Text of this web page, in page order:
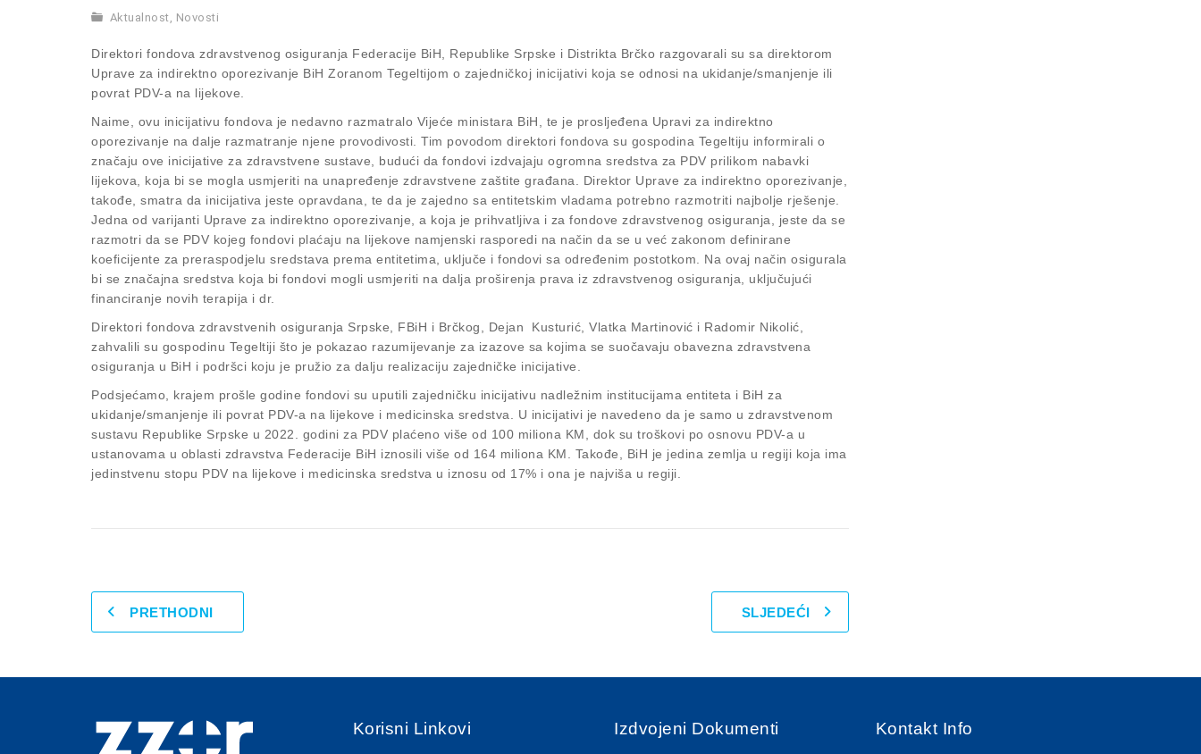
Aktualnost Novosti
Direktori fondova zdravstvenog osiguranja Federacije BiH, Republike Srpske i Distrikta Brčko razgovarali su sa direktorom
Uprave za indirektno oporezivanje BiH Zoranom Tegeltijom o zajedničkoj inicijativi koja se odnosi na ukidanje/smanjenje ili
povrat PDV-a na lijekove.
Naime, ovu inicijativu fondova je nedavno razmatralo Vijeće ministara BiH, te je prosljeđena Upravi za indirektno
oporezivanje na dalje razmatranje njene provodivosti. Tim povodom direktori fondova su gospodina Tegeltiju informirali o
značaju ove inicijative za zdravstvene sustave, budući da fondovi izdvajaju ogromna sredstva za PDV prilikom nabavki
lijekova, koja bi se mogla usmjeriti na unapređenje zdravstvene zaštite građana. Direktor Uprave za indirektno oporezivanje,
takođe, smatra da inicijativa jeste opravdana, te da je zajedno sa entitetskim vladama potrebno razmotriti najbolje rješenje.
Jedna od varijanti Uprave za indirektno oporezivanje, a koja je prihvatljiva i za fondove zdravstvenog osiguranja, jeste da se
razmotri da se PDV kojeg fondovi plaćaju na lijekove namjenski rasporedi na način da se u već zakonom definirane
koeficijente za preraspodjelu sredstava prema entitetima, uključe i fondovi sa određenim postotkom. Na ovaj način osigurala
bi se značajna sredstva koja bi fondovi mogli usmjeriti na dalja proširenja prava iz zdravstvenog osiguranja, uključujući
financiranje novih terapija i dr.
Direktori fondova zdravstvenih osiguranja Srpske, FBiH i Brčkog, Dejan Kusturić, Vlatka Martinović i Radomir Nikolić,
zahvalili su gospodinu Tegeltiji što je pokazao razumijevanje za izazove sa kojima se suočavaju obavezna zdravstvena
osiguranja u BiH i podršci koju je pružio za dalju realizaciju zajedničke inicijative.
Podsjećamo, krajem prošle godine fondovi su uputili zajedničku inicijativu nadležnim institucijama entiteta i BiH za
ukidanje/smanjenje ili povrat PDV-a na lijekove i medicinska sredstva. U inicijativi je navedeno da je samo u zdravstvenom
sustavu Republike Srpske u 2022. godini za PDV plaćeno više od 100 miliona KM, dok su troškovi po osnovu PDV-a u
ustanovama u oblasti zdravstva Federacije BiH iznosili više od 164 miliona KM. Takođe, BiH je jedina zemlja u regiji koja ima
jedinstvenu stopu PDV na lijekove i medicinska sredstva u iznosu od 17% i ona je najviša u regiji.
PRETHODNI SLJEDEĆI
Korisni Linkovi Izdvojeni Dokumenti Kontakt Info